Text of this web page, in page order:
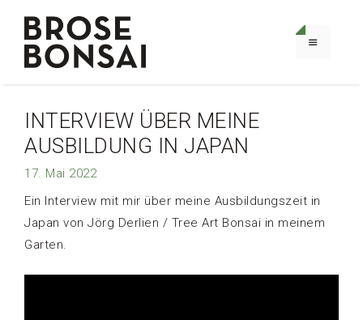
Inhalt
springen
INTERVIEW ÜBER MEINE
AUSBILDUNG IN JAPAN
17. Mai 2022
Ein Interview mit mir über meine Ausbildungszeit in
Japan von Jörg Derlien / Tree Art Bonsai in meinem
Garten.